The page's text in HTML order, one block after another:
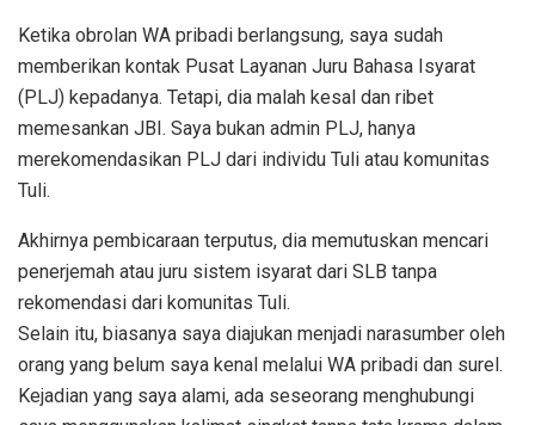
Ketika obrolan WA pribadi berlangsung, saya sudah
memberikan kontak Pusat Layanan Juru Bahasa Isyarat
(PLJ) kepadanya. Tetapi, dia malah kesal dan ribet
memesankan JBI. Saya bukan admin PLJ, hanya
merekomendasikan PLJ dari individu Tuli atau komunitas
Tuli.
Akhirnya pembicaraan terputus, dia memutuskan mencari
penerjemah atau juru sistem isyarat dari SLB tanpa
rekomendasi dari komunitas Tuli.
Selain itu, biasanya saya diajukan menjadi narasumber oleh
orang yang belum saya kenal melalui WA pribadi dan surel.
Kejadian yang saya alami, ada seseorang menghubungi